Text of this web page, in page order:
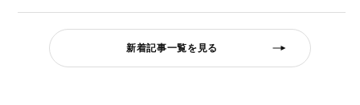
新着記事一覧を見る